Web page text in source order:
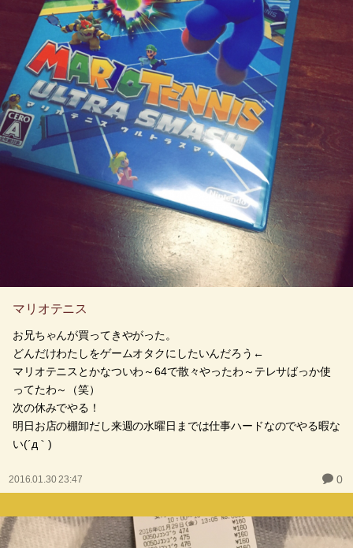
マリオテニス
お兄ちゃんが買ってきやがった。
どんだけわたしをゲームオタクにしたいんだろう←
マリオテニスとかなついわ～64で散々やったわ～テレサばっか使
ってたわ～（笑）
次の休みでやる！
明日お店の棚卸だし来週の水曜日までは仕事ハードなのでやる暇な
い(´д｀)
2016.01.30 23:47 0